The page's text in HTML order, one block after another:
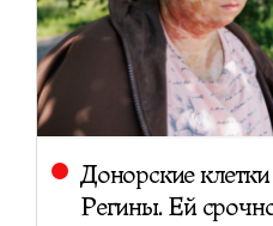
Донорские
Регины. Ей